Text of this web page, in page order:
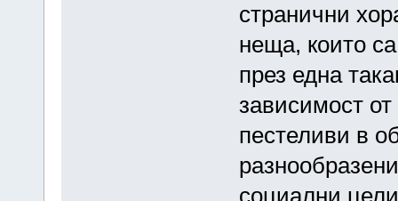
странични
неща, които
през една
зависимост
пестеливи в